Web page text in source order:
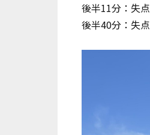
後半11分：失点
後半40分：失点